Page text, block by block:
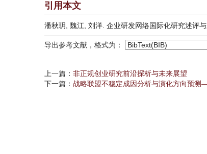
引用本文
潘秋玥, 魏江, 刘洋. 企业研发网络国际化研究述评
导出参考文献，格式为：
上一篇： 非正规创业研究前沿探析与未来展望
下一篇： 战略联盟不稳定成因分析与演化方向预